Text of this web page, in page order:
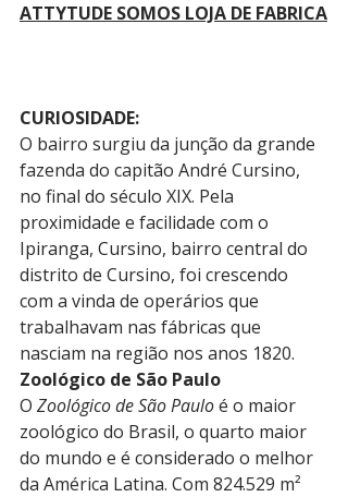
ATTYTUDE SOMOS LOJA DE FABRICA
CURIOSIDADE:
O bairro surgiu da junção da grande
fazenda do capitão André Cursino,
no final do século XIX. Pela
proximidade e facilidade com o
Ipiranga, Cursino, bairro central do
distrito de Cursino, foi crescendo
com a vinda de operários que
trabalhavam nas fábricas que
nasciam na região nos anos 1820.
Zoológico de São Paulo
O Zoológico de São Paulo é o maior
zoológico do Brasil, o quarto maior
do mundo e é considerado o melhor
da América Latina. Com 824.529 m²